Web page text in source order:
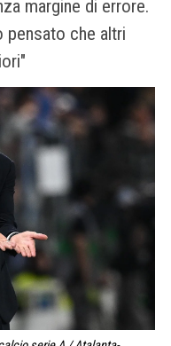
margine di errore.
pensato che altri